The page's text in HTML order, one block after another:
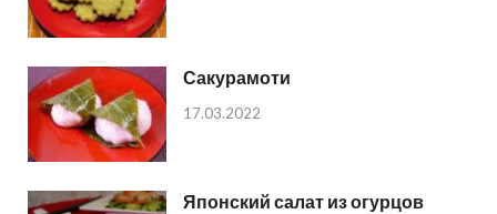
Сакурамоти
17.03.2022
Японский салат из огурцов